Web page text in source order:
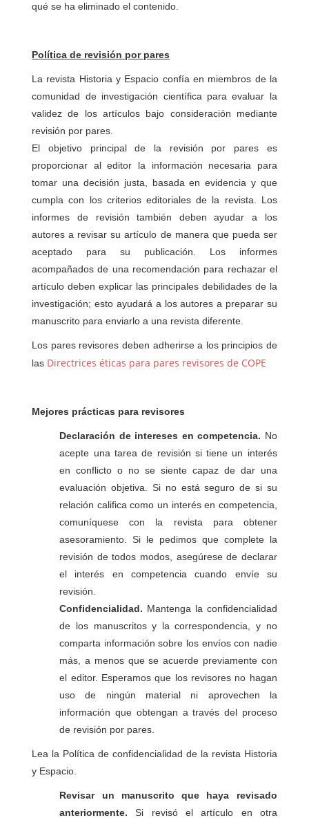
qué se ha eliminado el contenido.
Política de revisión por pares
La revista Historia y Espacio confía en miembros de la
comunidad de investigación científica para evaluar la
validez de los artículos bajo consideración mediante
revisión por pares.
El objetivo principal de la revisión por pares es
proporcionar al editor la información necesaria para
tomar una decisión justa, basada en evidencia y que
cumpla con los criterios editoriales de la revista. Los
informes de revisión también deben ayudar a los
autores a revisar su artículo de manera que pueda ser
aceptado para su publicación. Los informes
acompañados de una recomendación para rechazar el
artículo deben explicar las principales debilidades de la
investigación; esto ayudará a los autores a preparar su
manuscrito para enviarlo a una revista diferente.
Los pares revisores deben adherirse a los principios de
las Directrices éticas para pares revisores de COPE
Mejores prácticas para revisores
Declaración de intereses en competencia. No
acepte una tarea de revisión si tiene un interés
en conflicto o no se siente capaz de dar una
evaluación objetiva. Si no está seguro de si su
relación califica como un interés en competencia,
comuníquese con la revista para obtener
asesoramiento. Si le pedimos que complete la
revisión de todos modos, asegúrese de declarar
el interés en competencia cuando envíe su
revisión.
Confidencialidad. Mantenga la confidencialidad
de los manuscritos y la correspondencia, y no
comparta información sobre los envíos con nadie
más, a menos que se acuerde previamente con
el editor. Esperamos que los revisores no hagan
uso de ningún material ni aprovechen la
información que obtengan a través del proceso
de revisión por pares.
Lea la Política de confidencialidad de la revista Historia
y Espacio.
Revisar un manuscrito que haya revisado
anteriormente.Si revisó el artículo en otra